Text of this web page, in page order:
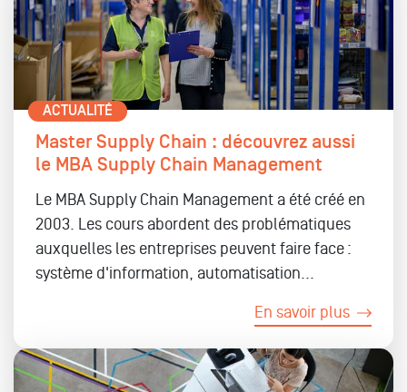
ACTUALITÉ
Master Supply Chain : découvrez aussi
le MBA Supply Chain Management
Le MBA Supply Chain Management a été créé en
2003. Les cours abordent des problématiques
auxquelles les entreprises peuvent faire face :
système d'information, automatisation...
En savoir plus